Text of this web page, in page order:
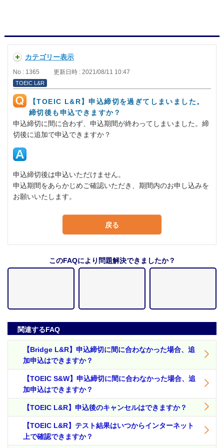
カテゴリー表示
No : 1365 更新日時 : 2021/08/11 10:47
TOEIC L&R
【TOEIC L&R】申込締切を過ぎてしまいました。
締切後も申込できますか？
申込締切に間に合わず、申込期間が終わってしまいました。締
切後に追加で申込できますか？
申込締切後は申込いただけません。
申込期間をあらかじめご確認いただき、期間内のお申し込みを
お願いいたします。
戻る
このFAQにより問題解決できましたか？
関連するFAQ
【Bridge L&R】申込締切に間に合わなかった場合、追
加申込はできますか？
【TOEIC S&W】申込締切に間に合わなかった場合、追
加申込はできますか？
【TOEIC L&R】申込後のキャンセルはできますか？
【TOEIC L&R】テスト結果はいつからインターネット
上で確認できますか？